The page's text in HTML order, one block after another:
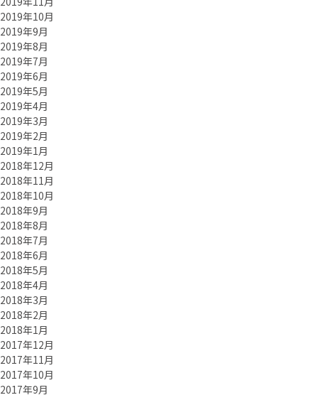
2019年10月
2019年9月
2019年8月
2019年7月
2019年6月
2019年5月
2019年4月
2019年3月
2019年2月
2019年1月
2018年12月
2018年11月
2018年10月
2018年9月
2018年8月
2018年7月
2018年6月
2018年5月
2018年4月
2018年3月
2018年2月
2018年1月
2017年12月
2017年11月
2017年10月
2017年9月